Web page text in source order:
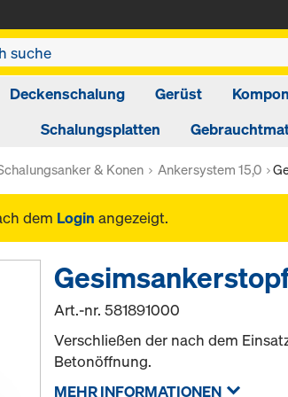
Deckenschalung Gerüst
Schalungsplatten
& Konen Ankersystem 15,0
dem Login angezeigt.
Art.-nr.581891000
Verschließen der nach dem
Betonöffnung.
MEHR INFORMATIONEN